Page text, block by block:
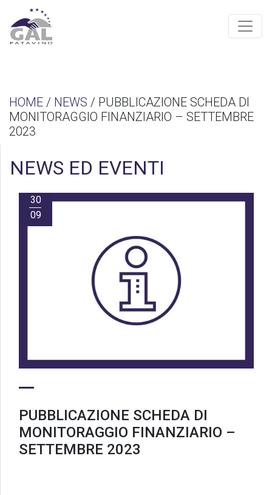
HOME / NEWS / PUBBLICAZIONE SCHEDA DI
MONITORAGGIO FINANZIARIO – SETTEMBRE
2023
NEWS ED EVENTI
30
09
PUBBLICAZIONE SCHEDA DI
MONITORAGGIO FINANZIARIO –
SETTEMBRE 2023